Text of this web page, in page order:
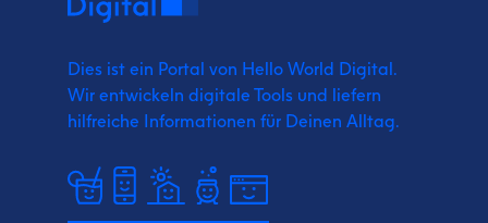
Dies ist ein Portal von Hello World Digital.
Wir entwickeln digitale Tools und liefern
hilfreiche Informationen für Deinen Alltag.